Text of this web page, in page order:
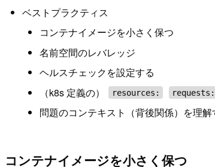
ベストプラクティス
コンテナイメージを小さく保つ
名前空間のレバレッジ
ヘルスチェックを設定する
（k8s 定義の）
resources: requests:
問題のコンテキスト（背後関係）を理解
コンテナイメージを小さく保つ